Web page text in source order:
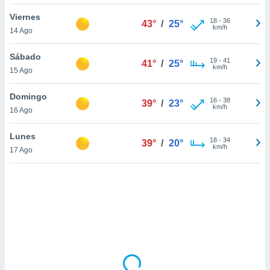
sitio
En
sean
el sitio
ni para
o
Viernes
14 Ago
43° / 25° 18- 36
km/h
Sábado
15 Ago
41° / 25° 19- 41
km/h
Domingo
16 Ago
39° / 23° 16- 38
km/h
Lunes
17 Ago
39° / 20° 18- 34
km/h